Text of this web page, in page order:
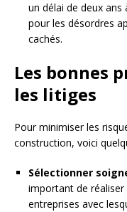
un délai de deux
pour les désordres
cachés.
Les bonnes
les litiges
Pour minimiser les
construction, voici
Sélectionner
important de
entreprises avec